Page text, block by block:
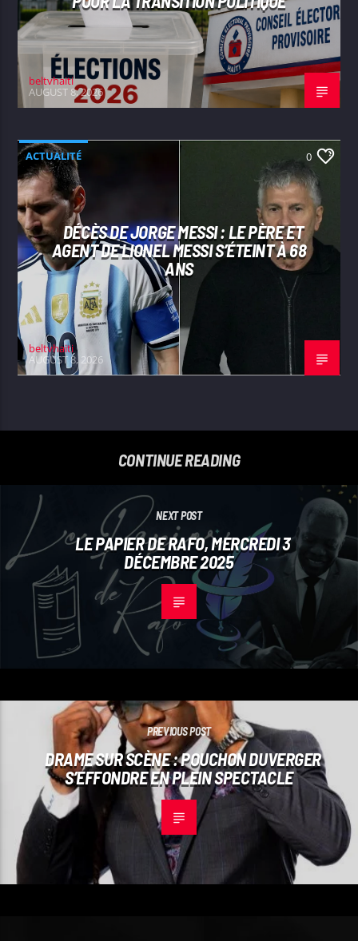
beltvhaiti
AUGUST 8, 2026
ACTUALITÉ 0
DÉCÈS DE JORGE MESSI : LE PÈRE ET
AGENT DE LIONEL MESSI S’ÉTEINT À 68
ANS
beltvhaiti
AUGUST 8, 2026
CONTINUE READING
NEXT POST
LE PAPIER DE RAFO, MERCREDI 3
DÉCEMBRE 2025
PREVIOUS POST
DRAME SUR SCÈNE : POUCHON DUVERGER
S’EFFONDRE EN PLEIN SPECTACLE